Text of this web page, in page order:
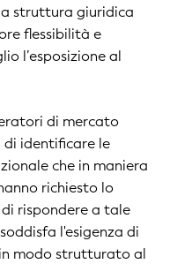
struttura giuridica
flessibilità e
l’esposizione al
di mercato
di identificare le
che in maniera
richiesto lo
rispondere a tale
l'esigenza di
modo strutturato al